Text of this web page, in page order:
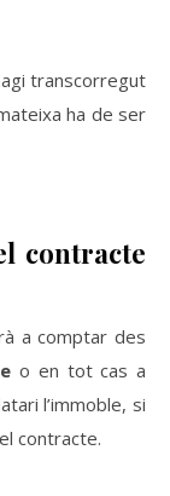
transcorregut
ha de ser
contracte
a comptar des
o en tot cas a
l’immoble, si
contracte.